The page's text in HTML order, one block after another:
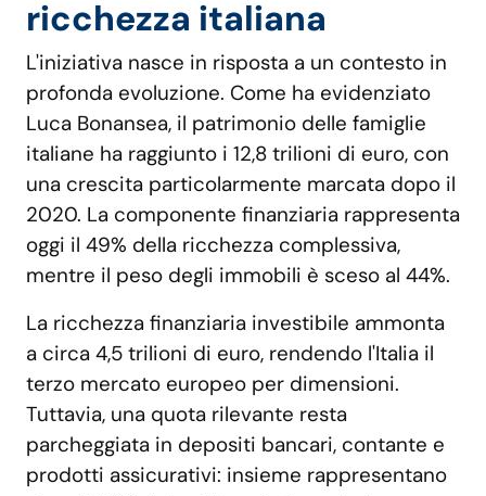
ricchezza italiana
L'iniziativa nasce in risposta a un contesto in
profonda evoluzione. Come ha evidenziato
Luca Bonansea, il patrimonio delle famiglie
italiane ha raggiunto i 12,8 trilioni di euro, con
una crescita particolarmente marcata dopo il
2020. La componente finanziaria rappresenta
oggi il 49% della ricchezza complessiva,
mentre il peso degli immobili è sceso al 44%.
La ricchezza finanziaria investibile ammonta
a circa 4,5 trilioni di euro, rendendo l'Italia il
terzo mercato europeo per dimensioni.
Tuttavia, una quota rilevante resta
parcheggiata in depositi bancari, contante e
prodotti assicurativi: insieme rappresentano